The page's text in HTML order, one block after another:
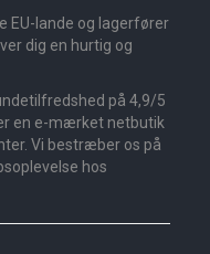
EU-lande og lagerfører
dig en hurtig og
på 4,9/5
en e-mærket netbutik
Vi bestræber os på
hos